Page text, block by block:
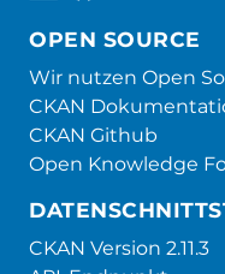
OPEN SOURCE
Wir nutzen Open
CKAN
CKAN Github
Open Knowledge
CKAN Version 2.11.3